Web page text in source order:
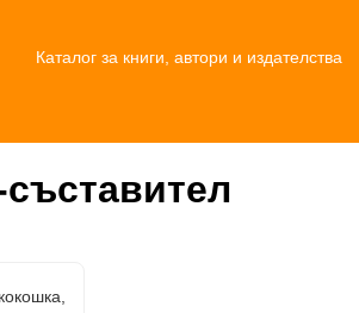
Каталог за книги, автори и издателства